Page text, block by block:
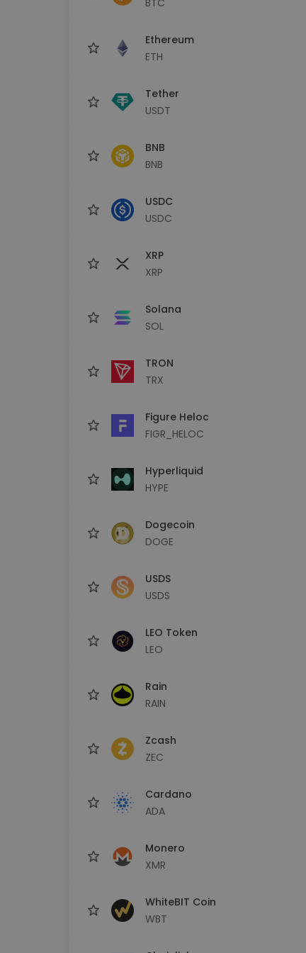
Ethereum
ETH
Tether
USDT
BNB
BNB
USDC
USDC
XRP
XRP
Solana
SOL
TRON
TRX
Figure Heloc
FIGR_HELOC
Hyperliquid
HYPE
Dogecoin
DOGE
USDS
USDS
LEO Token
LEO
Rain
RAIN
Zcash
ZEC
Cardano
ADA
Monero
XMR
WhiteBIT Coin
WBT